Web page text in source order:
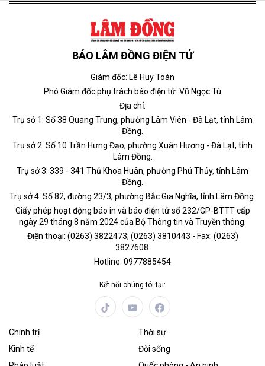
BÁO LÂM ĐỒNG ĐIỆN TỬ
Giám đốc: Lê Huy Toàn
Phó Giám đốc phụ trách báo điện tử: Vũ Ngọc Tú
Địa chỉ:
Trụ sở 1: Số 38 Quang Trung, phường Lâm Viên - Đà Lạt, tỉnh Lâm
Đồng.
Trụ sở 2: Số 10 Trần Hưng Đạo, phường Xuân Hương - Đà Lạt, tỉnh
Lâm Đồng.
Trụ sở 3: 339 - 341 Thủ Khoa Huân, phường Phú Thủy, tỉnh Lâm
Đồng.
Trụ sở 4: Số 82, đường 23/3, phường Bắc Gia Nghĩa, tỉnh Lâm Đồng.
Giấy phép hoạt động báo in và báo điện tử số 232/GP-BTTT cấp
ngày 29 tháng 8 năm 2024 của Bộ Thông tin và Truyền thông.
Điện thoại: (0263) 3822473; (0263) 3810443 - Fax: (0263)
3827608.
Hotline: 0977885454
Kết nối chúng tôi tại:
Chính trị
Thời sự
Kinh tế
Đời sống